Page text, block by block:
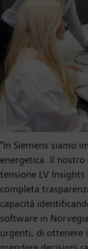
"In Siemens siamo
energetica. Il
tensione LV
completa
capacità
software in
urgenti, di ottenere